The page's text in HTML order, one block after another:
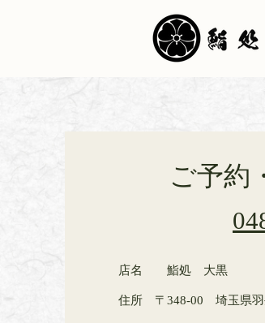
ご予約
店名 鮨処 大黒
住所 〒348-00 埼玉県羽